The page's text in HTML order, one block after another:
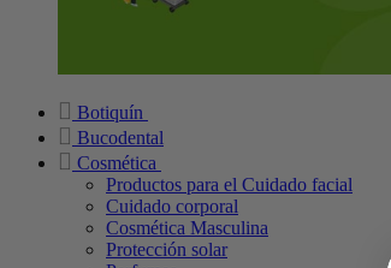
Botiquín
Bucodental
Cosmética
Productos para el Cuidado facial
Cuidado corporal
Cosmética Masculina
Protección solar